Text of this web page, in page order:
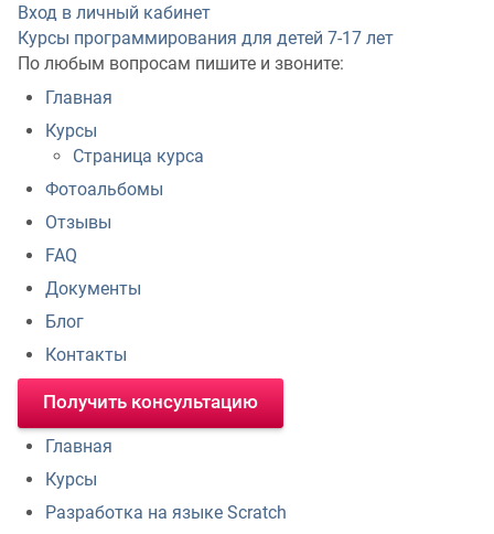
Вход в личный кабинет
Курсы программирования для детей 7-17 лет
По любым вопросам пишите и звоните:
Главная
Курсы
Страница курса
Фотоальбомы
Отзывы
FAQ
Документы
Блог
Контакты
Получить консультацию
Главная
Курсы
Разработка на языке Scratch